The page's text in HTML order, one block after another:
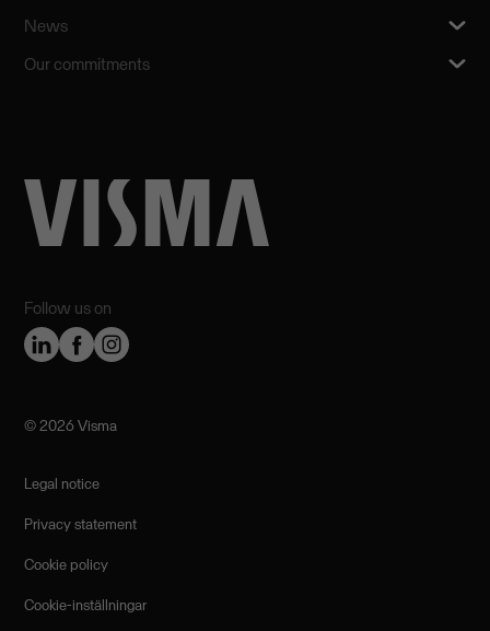
Follow us on
News
Our commitments
©️ 2026 Visma
Legal notice
Privacy statement
Cookie policy
Cookie-inställningar